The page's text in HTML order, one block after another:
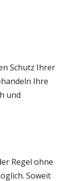
Schutz Ihrer
Ihre
und
Regel ohne
Soweit